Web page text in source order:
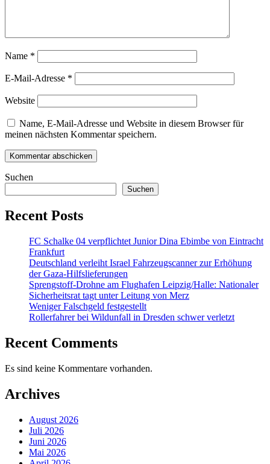
Name *
E-Mail-Adresse *
Website
Name, E-Mail-Adresse und Website in diesem Browser für
meinen nächsten Kommentar speichern.
Suchen
Suchen
Recent Posts
FC Schalke 04 verpflichtet Junior Dina Ebimbe von Eintracht
Frankfurt
Deutschland verleiht Israel Fahrzeugscanner zur Erhöhung
der Gaza-Hilfslieferungen
Sprengstoff-Drohne am Flughafen Leipzig/Halle: Nationaler
Sicherheitsrat tagt unter Leitung von Merz
Weniger Falschgeld festgestellt
Rollerfahrer bei Wildunfall in Dresden schwer verletzt
Recent Comments
Es sind keine Kommentare vorhanden.
Archives
August 2026
Juli 2026
Juni 2026
Mai 2026